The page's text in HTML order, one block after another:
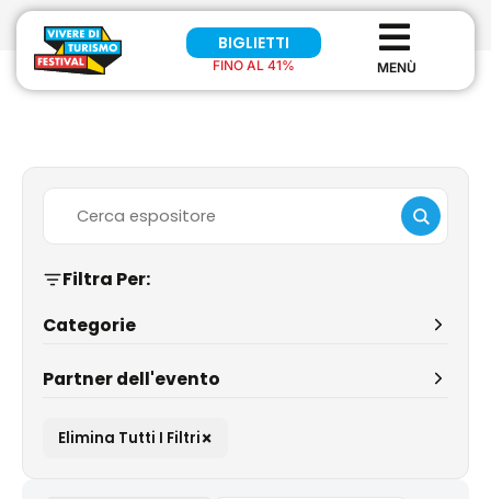
BIGLIETTI
FINO AL 41%
Filtra Per:
Categorie
Partner dell'evento
Elimina Tutti I Filtri×